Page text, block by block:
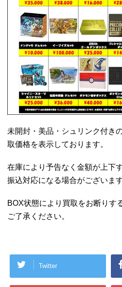
未開封・美品・シュリンク付き
取価格を表示しております。
在庫により予告なく金額が上下
振込対応になる場合がございます
BOX状態により買取をお断りす
ご了承ください。
Twitter